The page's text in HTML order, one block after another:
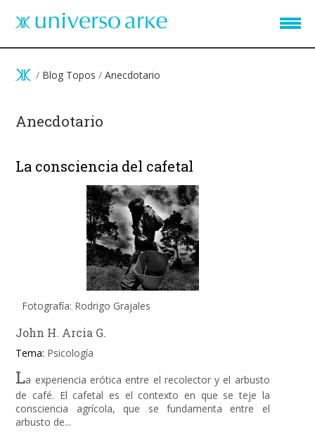
/ Blog Topos / Anecdotario
Anecdotario
La consciencia del cafetal
Fotografía: Rodrigo Grajales
John H. Arcia G.
Tema: Psicología
La experiencia erótica entre el recolector y el arbusto
de café. El cafetal es el contexto en que se teje la
consciencia agrícola, que se fundamenta entre el
arbusto de...